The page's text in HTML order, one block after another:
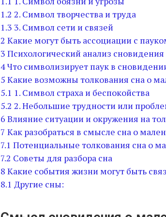
1.2 2. Символ творчества и труда
1.3 3. Символ сети и связей
2 Какие могут быть ассоциации с
3 Психологический анализ сновидения
4Что символизирует паук в
5 Какие возможны толкования сна о
5.1 1. Символ страха и беспокойства
5.2 2. Небольшие трудности или
6 Влияние ситуации и окружения на
7 Как разобраться в смысле сна о
7.1 Потенциальные толкования сна о
7.2 Советы для разбора сна
8 Какие события жизни могут быть
8.1 Другие сны: